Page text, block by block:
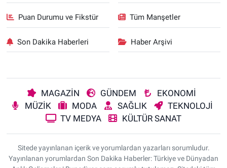
Puan Durumu ve Fikstür Tüm Manşetler
Son Dakika Haberleri Haber Arşivi
MAGAZİN GÜNDEM
EKONOMİ
MÜZİK
MODA SAĞLIK
TEKNOLOJİ
TV MEDYA
KÜLTÜR SANAT
Sitede yayınlanan içerik ve yorumlardan yazarları sorumludur.
Yayınlanan yorumlardan Son Dakika Haberler: Türkiye ve Dünyadan